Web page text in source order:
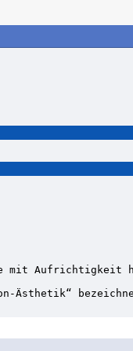
mit
Ästhetik“